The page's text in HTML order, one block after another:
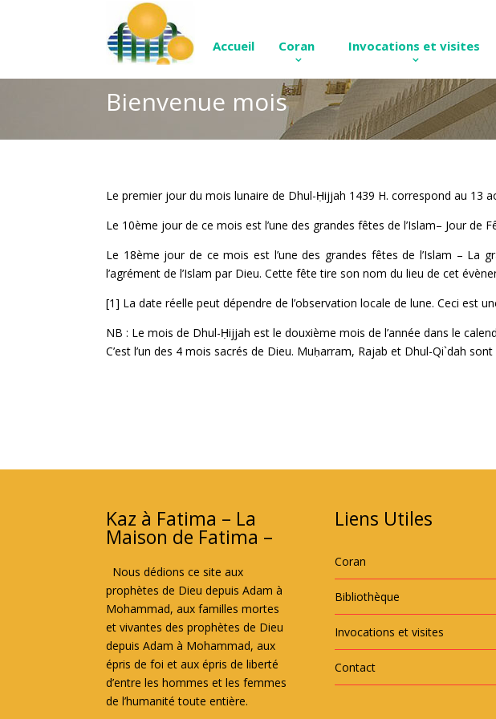
Accueil Coran Invocations et visites
Bienvenue mois
Le premier jour du mois lunaire de Dhul-Ḥijjah 1439 H. correspond au 13
Le 10ème jour de ce mois est l’une des grandes fêtes de l’Islam– Jour de
Le 18ème jour de ce mois est l’une des grandes fêtes de l’Islam – La
l’agrément de l’Islam par Dieu. Cette fête tire son nom du lieu de cet
[1] La date réelle peut dépendre de l’observation locale de lune. Ceci est
NB : Le mois de Dhul-Ḥijjah est le douxième mois de l’année dans le
C’est l’un des 4 mois sacrés de Dieu. Muḥarram, Rajab et Dhul-Qi`dah
Kaz à Fatima – La
Maison de Fatima –
Nous dédions ce site aux
prophètes de Dieu depuis Adam à
Mohammad, aux familles mortes
et vivantes des prophètes de Dieu
depuis Adam à Mohammad, aux
épris de foi et aux épris de liberté
d’entre les hommes et les femmes
de l’humanité toute entière.
Liens Utiles
Coran
Bibliothèque
Invocations et visites
Contact